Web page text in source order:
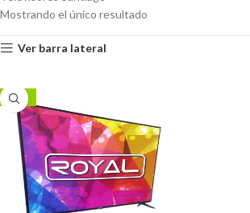
Mostrando el único resultado
Ver barra lateral
-26%